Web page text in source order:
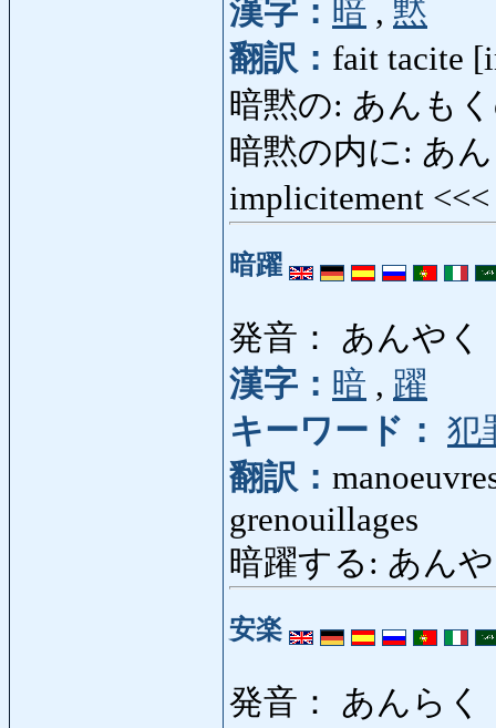
漢字： 暗 , 黙
翻訳： fait tacite
暗黙の: あんも
暗黙の内に: あ
implicitement
暗躍
発音： あんやく
漢字： 暗 , 躍
キーワード： 犯
翻訳：
grenouillages
暗躍する: あんや
安楽
発音： あんらく